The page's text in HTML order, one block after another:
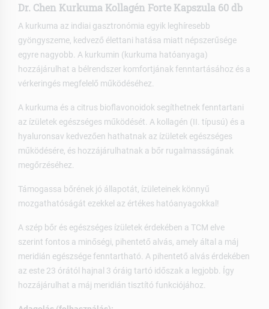
Dr. Chen Kurkuma Kollagén Forte Kapszula 60 db
A kurkuma az indiai gasztronómia egyik leghíresebb
gyöngyszeme, kedvező élettani hatása miatt népszerűsége
egyre nagyobb. A kurkumin (kurkuma hatóanyaga)
hozzájárulhat a bélrendszer komfortjának fenntartásához és a
vérkeringés megfelelő működéséhez.
A kurkuma és a citrus bioflavonoidok segíthetnek fenntartani
az ízületek egészséges működését. A kollagén (II. típusú) és a
hyaluronsav kedvezően hathatnak az ízületek egészséges
működésére, és hozzájárulhatnak a bőr rugalmasságának
megőrzéséhez.
Támogassa bőrének jó állapotát, ízületeinek könnyű
mozgathatóságát ezekkel az értékes hatóanyagokkal!
A szép bőr és egészséges ízületek érdekében a TCM elve
szerint fontos a minőségi, pihentető alvás, amely által a máj
meridián egészsége fenntartható. A pihentető alvás érdekében
az este 23 órától hajnal 3 óráig tartó időszak a legjobb. Így
hozzájárulhat a máj meridián tisztító funkciójához.